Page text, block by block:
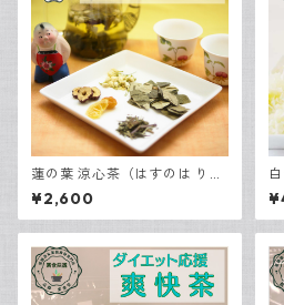
蓮の葉 涼心茶（はすのは りょ
うしんちゃ） 7包入
¥2,600